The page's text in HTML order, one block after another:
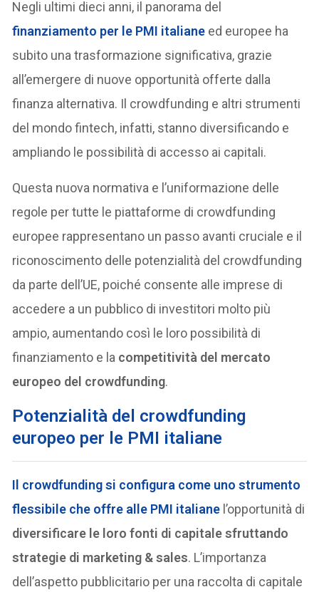
Negli ultimi dieci anni, il panorama del
finanziamento per le PMI italiane ed europee ha
subito una trasformazione significativa, grazie
all’emergere di nuove opportunità offerte dalla
finanza alternativa. Il crowdfunding e altri strumenti
del mondo fintech, infatti, stanno diversificando e
ampliando le possibilità di accesso ai capitali.
Questa nuova normativa e l’uniformazione delle
regole per tutte le piattaforme di crowdfunding
europee rappresentano un passo avanti cruciale e il
riconoscimento delle potenzialità del crowdfunding
da parte dell’UE, poiché consente alle imprese di
accedere a un pubblico di investitori molto più
ampio, aumentando così le loro possibilità di
finanziamento e la competitività del mercato
europeo del crowdfunding.
Potenzialità del crowdfunding
europeo per le PMI italiane
Il crowdfunding si configura come uno strumento
flessibile che offre alle PMI italiane l’opportunità di
diversificare le loro fonti di capitale sfruttando
strategie di marketing & sales. L’importanza
dell’aspetto pubblicitario per una raccolta di capitale